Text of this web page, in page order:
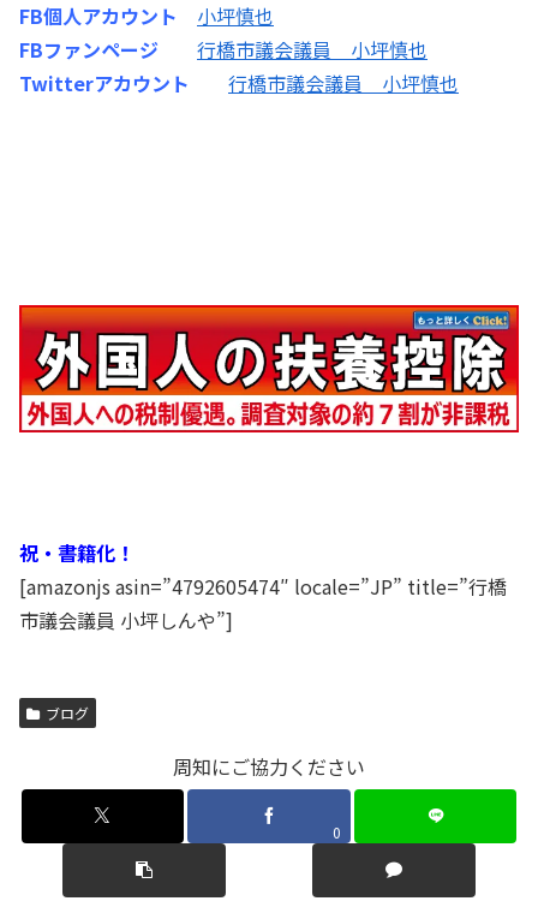
FB個人アカウント
小坪慎也
FBファンページ
行橋市議会議員 小坪慎也
Twitterアカウント
行橋市議会議員 小坪慎也
祝・書籍化！
[amazonjs asin=”4792605474″ locale=”JP” title=”行橋
市議会議員 小坪しんや”]
ブログ
周知にご協力ください
0